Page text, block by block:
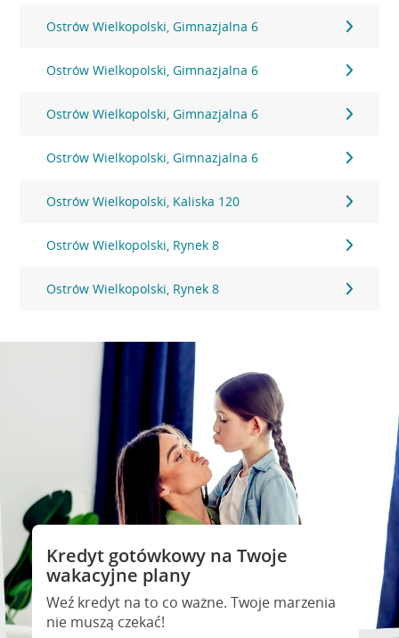
Ostrów Wielkopolski, Gimnazjalna 6
Ostrów Wielkopolski, Gimnazjalna 6
Ostrów Wielkopolski, Gimnazjalna 6
Ostrów Wielkopolski, Gimnazjalna 6
Ostrów Wielkopolski, Kaliska 120
Ostrów Wielkopolski, Rynek 8
Ostrów Wielkopolski, Rynek 8
Kredyt gotówkowy na Twoje
wakacyjne plany
Weź kredyt na to co ważne. Twoje marzenia
nie muszą czekać!